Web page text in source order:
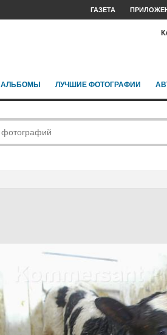
ГАЗЕТА
АЛЬБОМЫ ЛУЧШИЕ ФОТОГРАФИИ